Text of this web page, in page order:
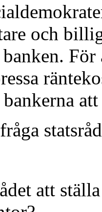
och
För
att